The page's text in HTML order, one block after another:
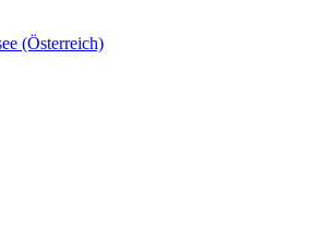
(Österreich)